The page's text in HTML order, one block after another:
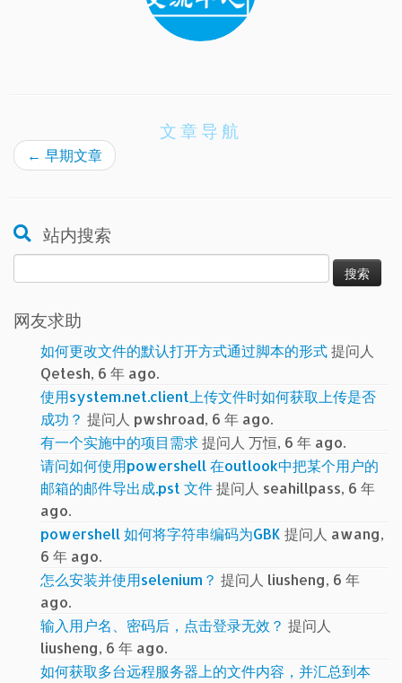
文章导航
← 早期文章
站内搜索
索：
网友求助
如何更改文件的默认打开方式通过脚本的形式提问人
Qetesh, 6 年 ago.
使用system.net.client上传文件时如何获取上传是否
成功？ 提问人 pwshroad, 6 年 ago.
有一个实施中的项目需求提问人 万恒, 6 年 ago.
请问如何使用powershell 在outlook中把某个用户的
邮箱的邮件导出成.pst 文件提问人 seahillpass, 6 年
ago.
powershell 如何将字符串编码为GBK 提问人 awang,
6 年 ago.
怎么安装并使用selenium？ 提问人 liusheng, 6 年
ago.
输入用户名、密码后，点击登录无效？ 提问人
liusheng, 6 年 ago.
如何获取多台远程服务器上的文件内容，并汇总到本